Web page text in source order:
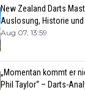
New Zealand Darts
Auslosung, Historie
Aug 07, 13:59
„Momentan kommt er
Phil Taylor“ – Darts-